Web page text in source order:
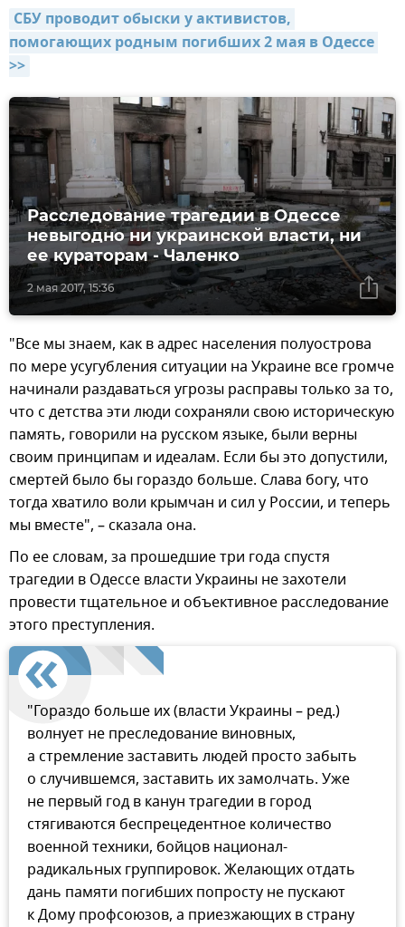
СБУ проводит обыски у активистов,
помогающих родным погибших 2 мая в Одессе
>>
2 мая 2017, 15:36
Расследование трагедии в Одессе
невыгодно ни украинской власти, ни
ее кураторам - Чаленко
"Все мы знаем, как в адрес населения полуострова
по мере усугубления ситуации на Украине все громче
начинали раздаваться угрозы расправы только за то,
что с детства эти люди сохраняли свою историческую
память, говорили на русском языке, были верны
своим принципам и идеалам. Если бы это допустили,
смертей было бы гораздо больше. Слава богу, что
тогда хватило воли крымчан и сил у России, и теперь
мы вместе", – сказала она.
По ее словам, за прошедшие три года спустя
трагедии в Одессе власти Украины не захотели
провести тщательное и объективное расследование
этого преступления.
"Гораздо больше их (власти Украины – ред.)
волнует не преследование виновных,
а стремление заставить людей просто забыть
о случившемся, заставить их замолчать. Уже
не первый год в канун трагедии в город
стягиваются беспрецедентное количество
военной техники, бойцов национал-
радикальных группировок. Желающих отдать
дань памяти погибших попросту не пускают
к Дому профсоюзов, а приезжающих в страну